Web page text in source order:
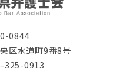
0844
区水道町9番8号
325-0913